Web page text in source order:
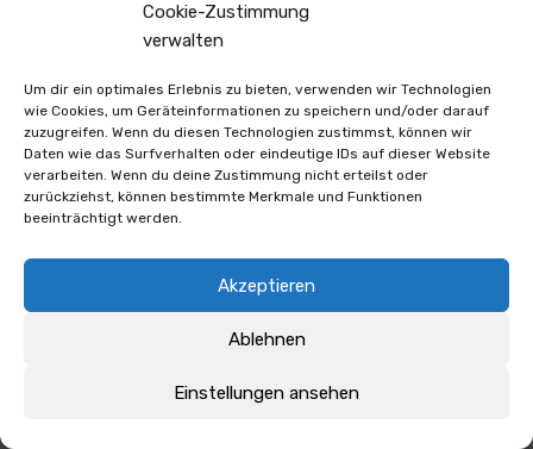
Cookie-Zustimmung
verwalten
Um dir ein optimales Erlebnis zu bieten, verwenden wir Technologien
wie Cookies, um Geräteinformationen zu speichern und/oder darauf
zuzugreifen. Wenn du diesen Technologien zustimmst, können wir
Daten wie das Surfverhalten oder eindeutige IDs auf dieser Website
verarbeiten. Wenn du deine Zustimmung nicht erteilst oder
zurückziehst, können bestimmte Merkmale und Funktionen
beeinträchtigt werden.
Akzeptieren
Ablehnen
Einstellungen ansehen